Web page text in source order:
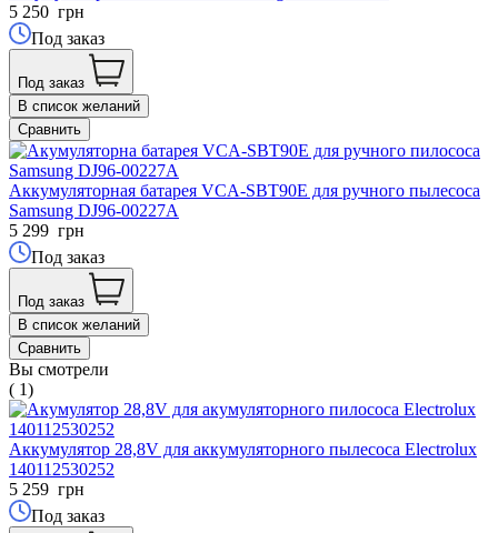
5 250 грн
Под заказ
Под заказ
В список желаний
Сравнить
Аккумуляторная батарея VCA-SBT90E для ручного пылесоса
Samsung DJ96-00227A
5 299 грн
Под заказ
Под заказ
В список желаний
Сравнить
Вы смотрели
( 1)
Аккумулятор 28,8V для аккумуляторного пылесоса Electrolux
140112530252
5 259 грн
Под заказ